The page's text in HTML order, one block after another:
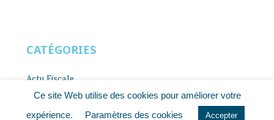
CATÉGORIES
Actu Fiscale
Ce site Web utilise des cookies pour améliorer votre
expérience.
Paramètres des cookies Accepter